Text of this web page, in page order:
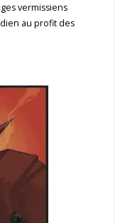
vermissiens
au profit des